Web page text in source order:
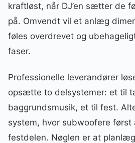
kraftløst, når DJ’en sætter de
på. Omvendt vil et anlæg
føles overdrevet og
faser.
Professionelle leverandører
opsætte to delsystemer: et til
baggrundsmusik, et til fest.
system, hvor subwoofere først
festdelen. Nøglen er at